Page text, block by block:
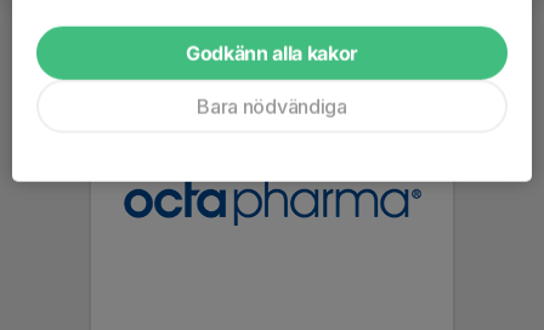
Godkänn alla kakor
Bara nödvändiga